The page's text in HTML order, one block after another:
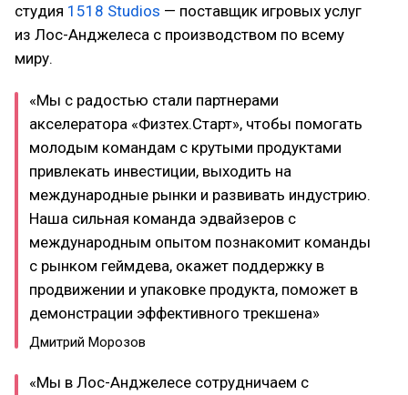
студия 1518 Studios — поставщик игровых услуг
из Лос-Анджелеса с производством по всему
миру.
«Мы с радостью стали партнерами
акселератора «Физтех.Старт», чтобы помогать
молодым командам с крутыми продуктами
привлекать инвестиции, выходить на
международные рынки и развивать индустрию.
Наша сильная команда эдвайзеров с
международным опытом познакомит команды
с рынком геймдева, окажет поддержку в
продвижении и упаковке продукта, поможет в
демонстрации эффективного трекшена»
Дмитрий Морозов
«Мы в Лос-Анджелесе сотрудничаем с